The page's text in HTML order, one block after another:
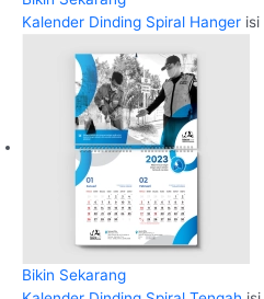
Kalender Dinding Spiral Hanger isi
Bikin Sekarang